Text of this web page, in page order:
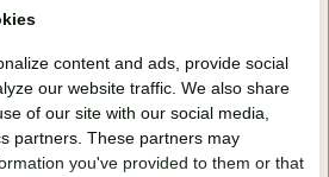
content and ads, provide social
our website traffic. We also share
of our site with our social media,
partners. These partners may
you've provided to them or that